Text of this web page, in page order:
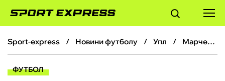
ФУТБОЛ
sport-express новини футболу упл Марченко залишиться в УПЛ, але гратиме в іншому клубі: Оболонь відпустить голкіпера за 1,5 мільйона доларів
ФУТБОЛ